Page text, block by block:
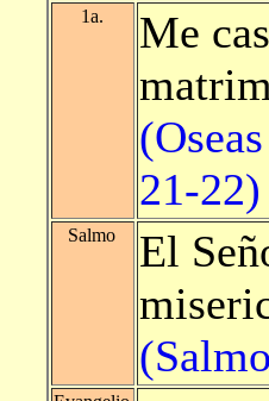
1a.
Me
21-22)
Salmo
El